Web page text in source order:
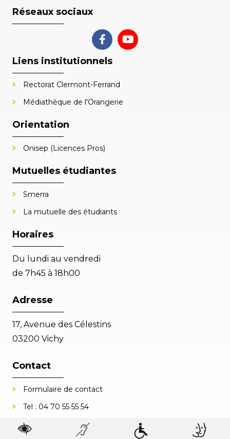
Réseaux sociaux
Liens institutionnels
Rectorat Clermont-Ferrand
Médiathèque de l'Orangerie
Orientation
Onisep (Licences Pros)
Mutuelles étudiantes
Smerra
La mutuelle des étudiants
Horaires
Du lundi au vendredi
de 7h45 à 18h00
Adresse
17, Avenue des Célestins
03200 Vichy
Contact
Formulaire de contact
Tel : 04 70 55 55 54